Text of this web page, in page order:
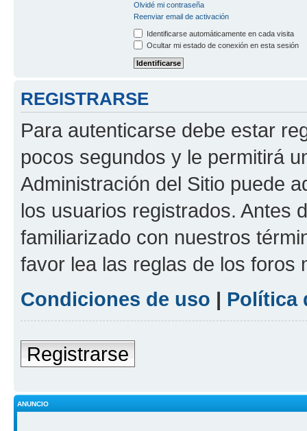
Olvidé mi contraseña
Reenviar email de activación
Identificarse automáticamente en cada visita
Ocultar mi estado de conexión en esta sesión
REGISTRARSE
Para autenticarse debe estar
pocos segundos y le permitirá
Administración del Sitio puede
los usuarios registrados. Antes
familiarizado con nuestros
favor lea las reglas de los foros
Condiciones de uso | Política
Registrarse
ANUNCIO